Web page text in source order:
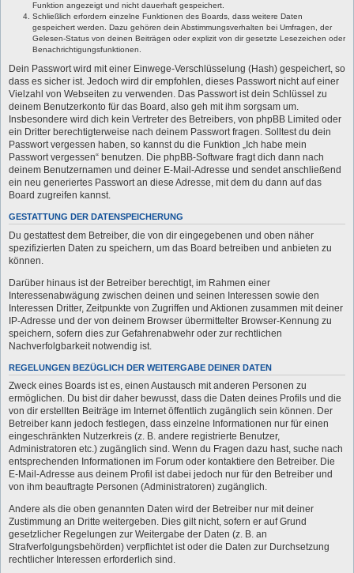
Funktion angezeigt und nicht dauerhaft gespeichert.
Schließlich erfordern einzelne Funktionen des Boards, dass weitere Daten
gespeichert werden. Dazu gehören dein Abstimmungsverhalten bei Umfragen, der
Gelesen-Status von deinen Beiträgen oder explizit von dir gesetzte Lesezeichen oder
Benachrichtigungsfunktionen.
Dein Passwort wird mit einer Einwege-Verschlüsselung (Hash) gespeichert, so
dass es sicher ist. Jedoch wird dir empfohlen, dieses Passwort nicht auf einer
Vielzahl von Webseiten zu verwenden. Das Passwort ist dein Schlüssel zu
deinem Benutzerkonto für das Board, also geh mit ihm sorgsam um.
Insbesondere wird dich kein Vertreter des Betreibers, von phpBB Limited oder
ein Dritter berechtigterweise nach deinem Passwort fragen. Solltest du dein
Passwort vergessen haben, so kannst du die Funktion „Ich habe mein
Passwort vergessen“ benutzen. Die phpBB-Software fragt dich dann nach
deinem Benutzernamen und deiner E-Mail-Adresse und sendet anschließend
ein neu generiertes Passwort an diese Adresse, mit dem du dann auf das
Board zugreifen kannst.
GESTATTUNG DER DATENSPEICHERUNG
Du gestattest dem Betreiber, die von dir eingegebenen und oben näher
spezifizierten Daten zu speichern, um das Board betreiben und anbieten zu
können.
Darüber hinaus ist der Betreiber berechtigt, im Rahmen einer
Interessenabwägung zwischen deinen und seinen Interessen sowie den
Interessen Dritter, Zeitpunkte von Zugriffen und Aktionen zusammen mit deiner
IP-Adresse und der von deinem Browser übermittelter Browser-Kennung zu
speichern, sofern dies zur Gefahrenabwehr oder zur rechtlichen
Nachverfolgbarkeit notwendig ist.
REGELUNGEN BEZÜGLICH DER WEITERGABE DEINER DATEN
Zweck eines Boards ist es, einen Austausch mit anderen Personen zu
ermöglichen. Du bist dir daher bewusst, dass die Daten deines Profils und die
von dir erstellten Beiträge im Internet öffentlich zugänglich sein können. Der
Betreiber kann jedoch festlegen, dass einzelne Informationen nur für einen
eingeschränkten Nutzerkreis (z. B. andere registrierte Benutzer,
Administratoren etc.) zugänglich sind. Wenn du Fragen dazu hast, suche nach
entsprechenden Informationen im Forum oder kontaktiere den Betreiber. Die
E-Mail-Adresse aus deinem Profil ist dabei jedoch nur für den Betreiber und
von ihm beauftragte Personen (Administratoren) zugänglich.
Andere als die oben genannten Daten wird der Betreiber nur mit deiner
Zustimmung an Dritte weitergeben. Dies gilt nicht, sofern er auf Grund
gesetzlicher Regelungen zur Weitergabe der Daten (z. B. an
Strafverfolgungsbehörden) verpflichtet ist oder die Daten zur Durchsetzung
rechtlicher Interessen erforderlich sind.